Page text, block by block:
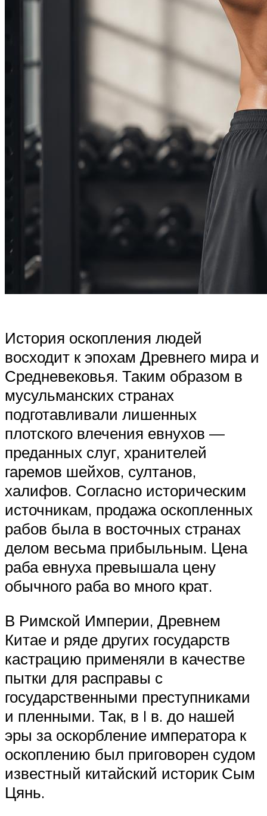
История оскопления людей
восходит к эпохам Древнего мира и
Средневековья. Таким образом в
мусульманских странах
подготавливали лишенных
плотского влечения евнухов —
преданных слуг, хранителей
гаремов шейхов, султанов,
халифов. Согласно историческим
источникам, продажа оскопленных
рабов была в восточных странах
делом весьма прибыльным. Цена
раба евнуха превышала цену
обычного раба во много крат.
В Римской Империи, Древнем
Китае и ряде других государств
кастрацию применяли в качестве
пытки для расправы с
государственными преступниками
и пленными. Так, в I в. до нашей
эры за оскорбление императора к
оскоплению был приговорен судом
известный китайский историк Сым
Цянь.